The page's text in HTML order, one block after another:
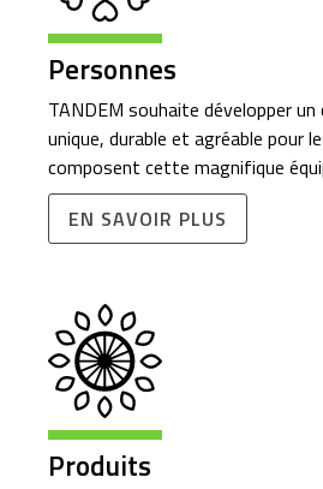
Produits
Personnes
TANDEM souhaite développer un
unique, durable et agréable pour
composent cette magnifique
EN SAVOIR PLUS